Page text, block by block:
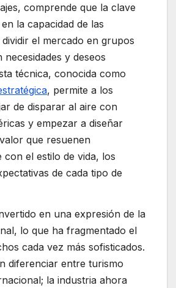
comprende que la clave
la capacidad de las
el mercado en grupos
y deseos
técnica, conocida como
, permite a los
de disparar al aire con
y empezar a diseñar
que resuenen
con el estilo de vida, los
de cada tipo de
en una expresión de la
lo que ha fragmentado el
cada vez más sofisticados.
diferenciar entre turismo
la industria ahora